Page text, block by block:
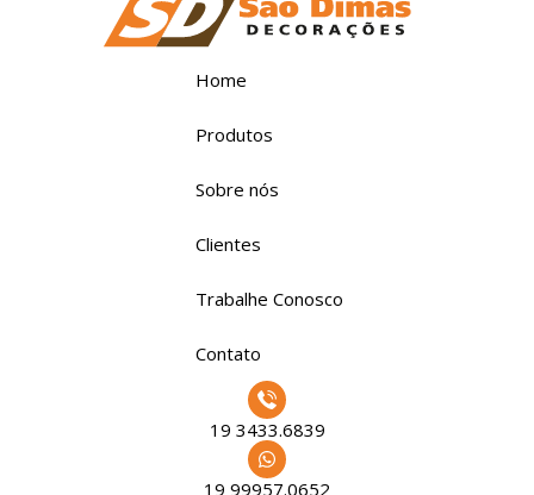
Home
Produtos
Sobre nós
Clientes
Trabalhe Conosco
Contato
19 3433.6839
19 99957.0652